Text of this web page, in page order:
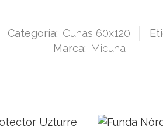
Categoría: Cunas 60x120
Marca: Micuna